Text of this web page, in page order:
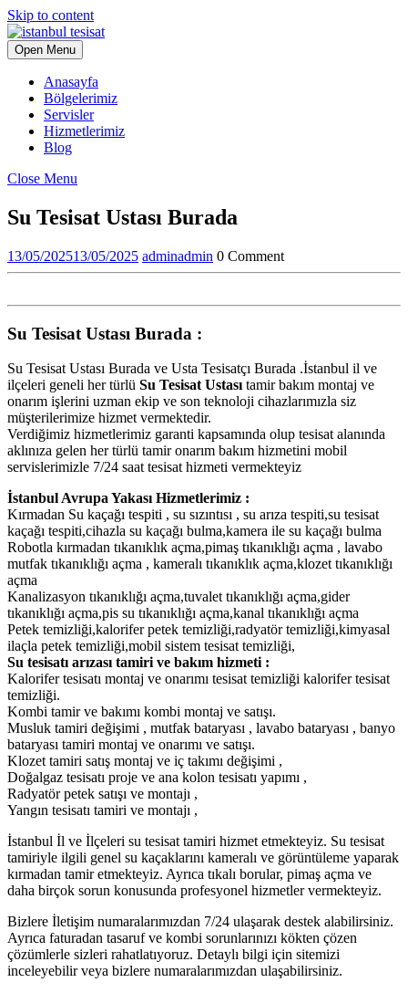
Skip to content
Open Menu
Anasayfa
Bölgelerimiz
Servisler
Hizmetlerimiz
Blog
Close Menu
Su Tesisat Ustası Burada
13/05/202513/05/2025 adminadmin 0 Comment
Su Tesisat Ustası Burada :
Su Tesisat Ustası Burada ve Usta Tesisatçı Burada .İstanbul il ve
ilçeleri geneli her türlü Su Tesisat Ustası tamir bakım montaj ve
onarım işlerini uzman ekip ve son teknoloji cihazlarımızla siz
müşterilerimize hizmet vermektedir.
Verdiğimiz hizmetlerimiz garanti kapsamında olup tesisat alanında
aklınıza gelen her türlü tamir onarım bakım hizmetini mobil
servislerimizle 7/24 saat tesisat hizmeti vermekteyiz
İstanbul Avrupa Yakası Hizmetlerimiz :
Kırmadan Su kaçağı tespiti , su sızıntısı , su arıza tespiti,su tesisat
kaçağı tespiti,cihazla su kaçağı bulma,kamera ile su kaçağı bulma
Robotla kırmadan tıkanıklık açma,pimaş tıkanıklığı açma , lavabo
mutfak tıkanıklığı açma , kameralı tıkanıklık açma,klozet tıkanıklığı
açma
Kanalizasyon tıkanıklığı açma,tuvalet tıkanıklığı açma,gider
tıkanıklığı açma,pis su tıkanıklığı açma,kanal tıkanıklığı açma
Petek temizliği,kalorifer petek temizliği,radyatör temizliği,kimyasal
ilaçla petek temizliği,mobil sistem tesisat temizliği,
Su tesisatı arızası tamiri ve bakım hizmeti :
Kalorifer tesisatı montaj ve onarımı tesisat temizliği kalorifer tesisat
temizliği.
Kombi tamir ve bakımı kombi montaj ve satışı.
Musluk tamiri değişimi , mutfak bataryası , lavabo bataryası , banyo
bataryası tamiri montaj ve onarımı ve satışı.
Klozet tamiri satış montaj ve iç takımı değişimi ,
Doğalgaz tesisatı proje ve ana kolon tesisatı yapımı ,
Radyatör petek satışı ve montajı ,
Yangın tesisatı tamiri ve montajı ,
İstanbul İl ve İlçeleri su tesisat tamiri hizmet etmekteyiz. Su tesisat
tamiriyle ilgili genel su kaçaklarını kameralı ve görüntüleme yaparak
kırmadan tamir etmekteyiz. Ayrıca tıkalı borular, pimaş açma ve
daha birçok sorun konusunda profesyonel hizmetler vermekteyiz.
Bizlere İletişim numaralarımızdan 7/24 ulaşarak destek alabilirsiniz.
Ayrıca faturadan tasaruf ve kombi sorunlarınızı kökten çözen
çözümlerle sizleri rahatlatıyoruz. Detaylı bilgi için sitemizi
inceleyebilir veya bizlere numaralarımızdan ulaşabilirsiniz.